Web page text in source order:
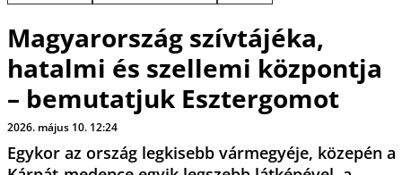
Magyarország szívtájéka,
hatalmi és szellemi központja
– bemutatjuk Esztergomot
2026. május 10. 12:24
Egykor az ország legkisebb vármegyéje, közepén a